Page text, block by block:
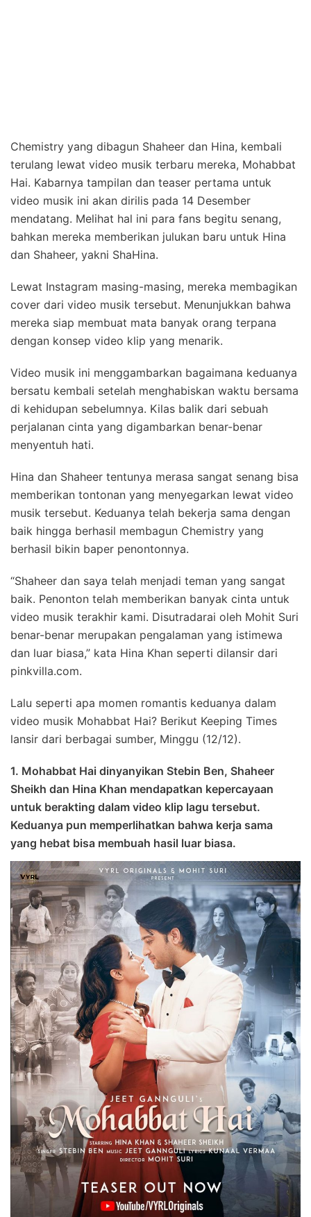
Chemistry yang dibagun Shaheer dan Hina, kembali
terulang lewat video musik terbaru mereka, Mohabbat
Hai. Kabarnya tampilan dan teaser pertama untuk
video musik ini akan dirilis pada 14 Desember
mendatang. Melihat hal ini para fans begitu senang,
bahkan mereka memberikan julukan baru untuk Hina
dan Shaheer, yakni ShaHina.
Lewat Instagram masing-masing, mereka membagikan
cover dari video musik tersebut. Menunjukkan bahwa
mereka siap membuat mata banyak orang terpana
dengan konsep video klip yang menarik.
Video musik ini menggambarkan bagaimana keduanya
bersatu kembali setelah menghabiskan waktu bersama
di kehidupan sebelumnya. Kilas balik dari sebuah
perjalanan cinta yang digambarkan benar-benar
menyentuh hati.
Hina dan Shaheer tentunya merasa sangat senang bisa
memberikan tontonan yang menyegarkan lewat video
musik tersebut. Keduanya telah bekerja sama dengan
baik hingga berhasil membagun Chemistry yang
berhasil bikin baper penontonnya.
“Shaheer dan saya telah menjadi teman yang sangat
baik. Penonton telah memberikan banyak cinta untuk
video musik terakhir kami. Disutradarai oleh Mohit Suri
benar-benar merupakan pengalaman yang istimewa
dan luar biasa,” kata Hina Khan seperti dilansir dari
pinkvilla.com.
Lalu seperti apa momen romantis keduanya dalam
video musik Mohabbat Hai? Berikut Keeping Times
lansir dari berbagai sumber, Minggu (12/12).
1. Mohabbat Hai dinyanyikan Stebin Ben, Shaheer
Sheikh dan Hina Khan mendapatkan kepercayaan
untuk berakting dalam video klip lagu tersebut.
Keduanya pun memperlihatkan bahwa kerja sama
yang hebat bisa membuah hasil luar biasa.